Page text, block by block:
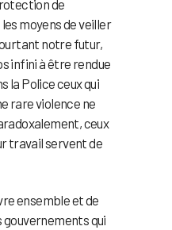
de
les moyens de veiller
notre futur,
infini à être rendue
la Police ceux qui
rare violence ne
ceux
travail servent de
ensemble et de
gouvernements qui